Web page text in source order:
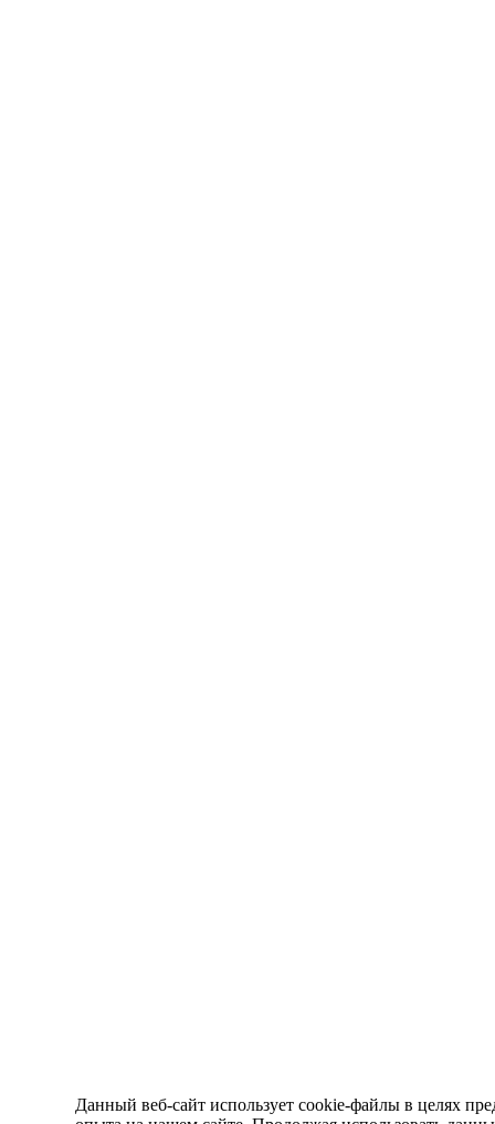
Данный веб-сайт использует cookie-файлы в целях